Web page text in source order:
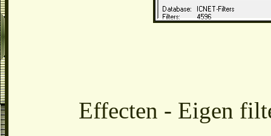
Effecten - Eigen